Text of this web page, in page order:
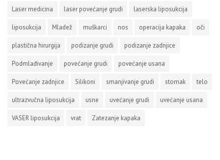
Laser medicina laser povećanje grudi laserska liposukcija
liposukcija Mladež muškarci nos operacija kapaka oči
plastična hirurgija podizanje grudi podizanje zadnjice
Podmlađivanje povećanje grudi povećanje usana
Povećanje zadnjice Silikoni smanjivanje grudi stomak telo
ultrazvučna liposukcija usne uvećanje grudi uvećanje usana
VASER liposukcija vrat Zatezanje kapaka